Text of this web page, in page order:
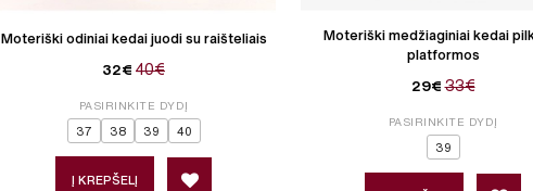
Moteriški odiniai kedai juodi su raišteliais
32€ 40€
PASIRINKITE DYDĮ
37 38 39 40
Į KREPŠELĮ
Moteriški medžiaginiai kedai
platformos
29€ 33€
PASIRINKITE DYDĮ
39